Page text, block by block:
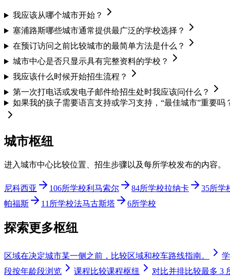
我应该从哪个城市开始？
塞浦路斯哪些城市通常提供最广泛的学校选择？
在预订访问之前比较城市的最简单方法是什么？
城市中心是否只显示具有完整资料的学校？
我应该什么时候开始招生流程？
第一次打电话或发电子邮件给招生处时我应该问什么？
如果我的孩子需要语言支持或学习支持，“最佳城市”重要吗
城市枢纽
进入城市中心比较位置、招生步骤以及每所学校发布的内容。
尼科西亚 106所学校利马索尔 84所学校拉纳卡
35所学
帕福斯
11所学校法马古斯塔 6所学校
探索更多枢纽
区域在决定城市某一侧之前，比较区域和校车路线指南。
学
段按年龄段浏览 课程比较课程枢纽 对比并排比较最多 3